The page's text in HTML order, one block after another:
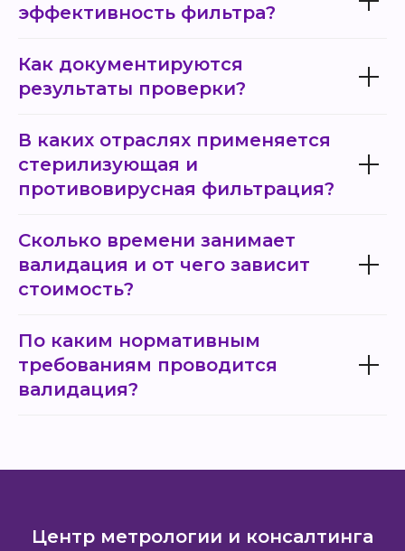
эффективность фильтра?
Как документируются
результаты проверки?
В каких отраслях применяется
стерилизующая и
противовирусная фильтрация?
Сколько времени занимает
валидация и от чего зависит
стоимость?
По каким нормативным
требованиям проводится
валидация?
Центр метрологии и консалтинга